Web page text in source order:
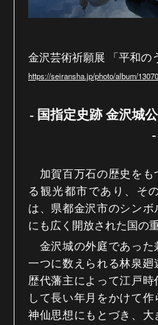
金沢芸術祈願展 「平和の
https://seiransha.jp/photo/album/
- 国指定史跡 金沢城
-
加賀百万石の歴史をも
る観光都市であり、そ
は、県都金沢市のシン
にも広く開放された国の
金沢城の外庭であった
一つに数えられる林泉
歴代藩主によって江戸時
して長い年月をかけて
神仙思想にもとづき、大